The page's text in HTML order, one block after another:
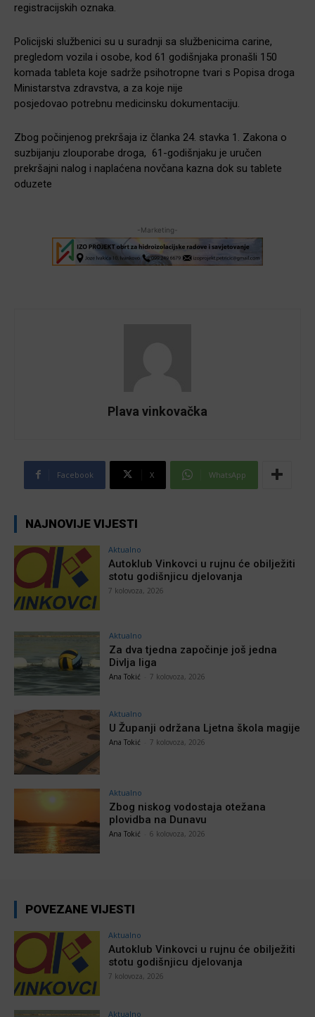
registracijskih oznaka.
Policijski službenici su u suradnji sa službenicima carine,
pregledom vozila i osobe, kod 61 godišnjaka pronašli 150
komada tableta koje sadrže psihotropne tvari s Popisa droga
Ministarstva zdravstva, a za koje nije
posjedovao potrebnu medicinsku dokumentaciju.
Zbog počinjenog prekršaja iz članka 24. stavka 1. Zakona o
suzbijanju zlouporabe droga, 61-godišnjaku je uručen
prekršajni nalog i naplaćena novčana kazna dok su tablete
oduzete
-Marketing-
Plava vinkovačka
Facebook X WhatsApp
NAJNOVIJE VIJESTI
Aktualno
Autoklub Vinkovci u rujnu će obilježiti
stotu godišnjicu djelovanja
7 kolovoza, 2026
Aktualno
Za dva tjedna započinje još jedna
Divlja liga
Ana Tokić 7 kolovoza, 2026
Aktualno
U Županji održana Ljetna škola magije
Ana Tokić 7 kolovoza, 2026
Aktualno
Zbog niskog vodostaja otežana
plovidba na Dunavu
Ana Tokić 6 kolovoza, 2026
POVEZANE VIJESTI
Aktualno
Autoklub Vinkovci u rujnu će obilježiti
stotu godišnjicu djelovanja
7 kolovoza, 2026
Aktualno